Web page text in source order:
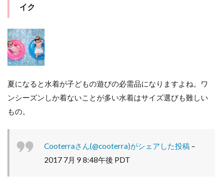
イク
夏になると水着が子どもの遊びの必需品になりますよね。ワ
ンシーズンしか着ないことが多い水着はサイズ選びも難しい
もの。
Cooterraさん(@cooterra)がシェアした投稿 –
2017 7月 9 8:48午後 PDT